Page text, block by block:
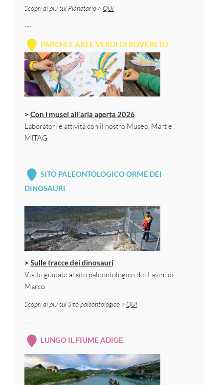
Scopri di più sul Planetario > QUI
---
PARCHI E AREE VERDI DI ROVERETO
> Con i musei all'aria aperta 2026
Laboratori e attività con il nostro Museo, Mart e
MITAG
---
SITO PALEONTOLOGICO ORME DEI
DINOSAURI
> Sulle tracce dei dinosauri
Visite guidate al sito paleontologico dei Lavini di
Marco
Scopri di più sul Sito paleontologico > QUI
---
LUNGO IL FIUME ADIGE